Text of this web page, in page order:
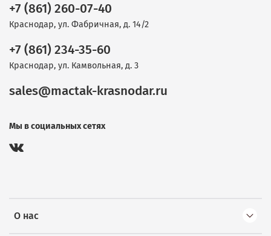
О нас
+7 (861) 260-07-40
Краснодар, ул. Фабричная, д. 14/2
+7 (861) 234-35-60
Краснодар, ул. Камвольная, д. 3
sales@mactak-krasnodar.ru
Мы в социальных сетях